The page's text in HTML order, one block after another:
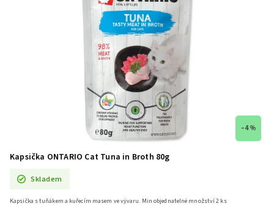
–4 %
Kapsička ONTARIO Cat Tuna in Broth 80g
Skladem
Kapsička s tuňákem a kuřecím masem ve vývaru. Min objednatelné množství 2 ks